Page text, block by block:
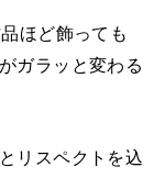
ほど飾っても
ガラッと変わる
リスペクトを込